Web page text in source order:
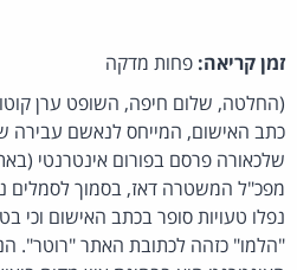
זמן קריאה: פחות מדקה
(החלטה, שלום חיפה, השופט ערן
כתב האישום, המייחס לנאשם עבירה
מפכ"ל המשטרה דאז, בסמוך לסמלים
נפלו טעויות סופר בכתב האישום וכי
"הלמו" כזהה לכתובת האתר "רוטר".